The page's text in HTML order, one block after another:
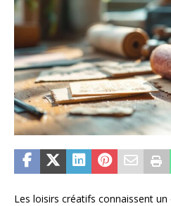
Les loisirs créatifs connaissent